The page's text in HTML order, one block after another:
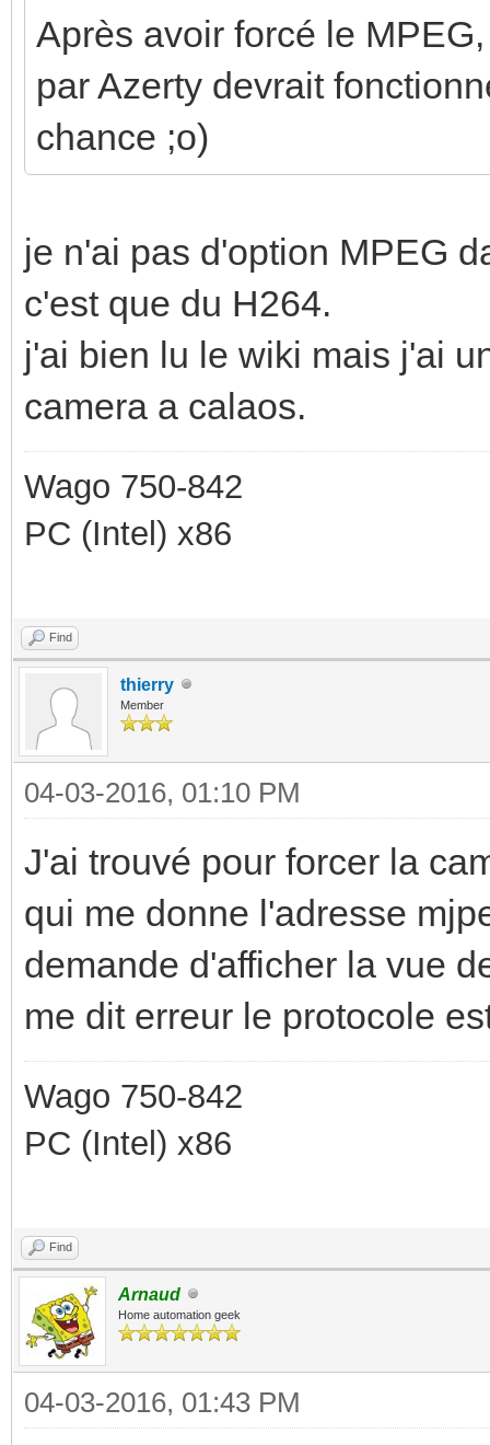
Après avoir forcé le
par Azerty devrait
chance ;o)
je n'ai pas d'option MPEG
c'est que du H264.
j'ai bien lu le wiki mais j'ai
camera a calaos.
Wago 750-842
PC (Intel) x86
Find
thierry
Member
04-03-2016, 01:10 PM
J'ai trouvé pour forcer la
qui me donne l'adresse
demande d'afficher la vue
me dit erreur le protocole
Wago 750-842
PC (Intel) x86
Find
Arnaud
Home automation geek
04-03-2016, 01:43 PM